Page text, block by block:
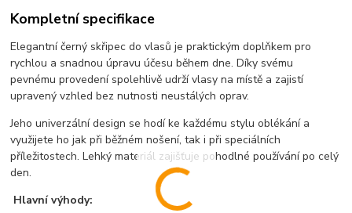
Kompletní specifikace
Elegantní černý skřipec do vlasů je praktickým doplňkem pro
rychlou a snadnou úpravu účesu během dne. Díky svému
pevnému provedení spolehlivě udrží vlasy na místě a zajistí
upravený vzhled bez nutnosti neustálých oprav.
Jeho univerzální design se hodí ke každému stylu oblékání a
využijete ho jak při běžném nošení, tak i při speciálních
příležitostech. Lehký materiál zajišťuje pohodlné používání po celý
den.
Hlavní výhody: